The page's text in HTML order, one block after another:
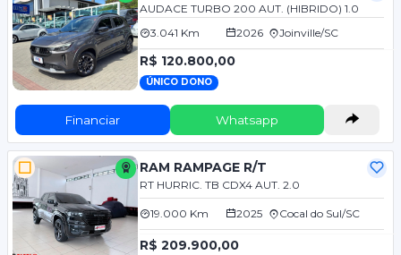
AUDACE TURBO 200 AUT. (HIBRIDO) 1.0
3.041 Km
2026 Joinville/SC
R$ 120.800,00
ÚNICO DONO
Financiar Whatsapp
RAM RAMPAGE R/T
RT HURRIC. TB CDX4 AUT. 2.0
19.000 Km 2025 Cocal do Sul/SC
R$ 209.900,00